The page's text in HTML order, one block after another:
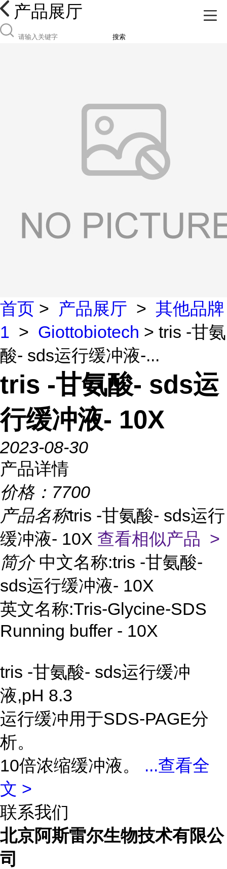
产品展厅
搜索
首页 > 产品展厅 > 其他品牌
1 > Giottobiotech > tris -甘氨
酸- sds运行缓冲液-...
tris -甘氨酸- sds运
行缓冲液- 10X
2023-08-30
产品详情
价格： 7700
产品名称tris -甘氨酸- sds运行
缓冲液- 10X 查看相似产品 >
简介 中文名称:tris -甘氨酸-
sds运行缓冲液- 10X
英文名称:Tris-Glycine-SDS
Running buffer - 10X
tris -甘氨酸- sds运行缓冲
液,pH 8.3
运行缓冲用于SDS-PAGE分
析。
10倍浓缩缓冲液。 ...查看全
文 >
联系我们
北京阿斯雷尔生物技术有限公
司